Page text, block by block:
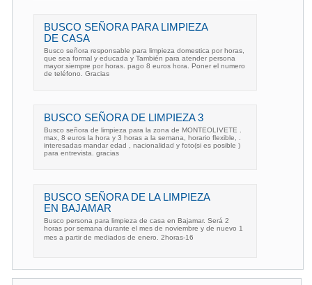
BUSCO SEÑORA PARA LIMPIEZA
DE CASA
Busco señora responsable para limpieza domestica por horas,
que sea formal y educada y También para atender persona
mayor siempre por horas. pago 8 euros hora. Poner el numero
de teléfono. Gracias
BUSCO SEÑORA DE LIMPIEZA 3
Busco señora de limpieza para la zona de MONTEOLIVETE .
max, 8 euros la hora y 3 horas a la semana, horario flexible, .
interesadas mandar edad , nacionalidad y foto(si es posible )
para entrevista. gracias
BUSCO SEÑORA DE LA LIMPIEZA
EN BAJAMAR
Busco persona para limpieza de casa en Bajamar. Será 2
horas por semana durante el mes de noviembre y de nuevo 1
mes a partir de mediados de enero. 2horas-16